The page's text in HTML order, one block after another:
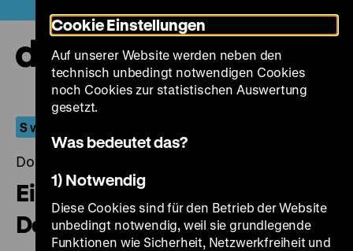
zum
Seiteninhalt
springen
S wie Sonderprogramm
Donnerstag, 16. Oktober 2014, 20.00 - 00.00 Uhr
Ein schmales Stück
Deutschland
Cookie Einstellungen
Auf unserer Website werden neben den
technisch unbedingt notwendigen Cookies
noch Cookies zur statistischen Auswertung
gesetzt.
Was bedeutet das?
1) Notwendig
Diese Cookies sind für den Betrieb der Website
unbedingt notwendig, weil sie grundlegende
Funktionen wie Sicherheit, Netzwerkfreiheit und